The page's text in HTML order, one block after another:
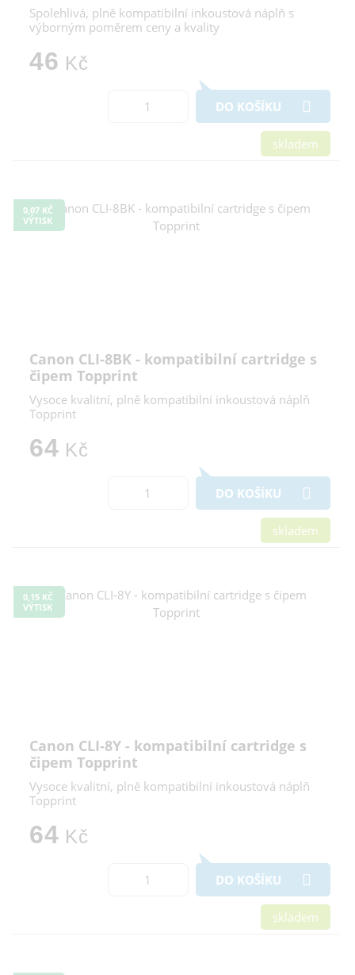
Spolehlivá, plně kompatibilní inkoustová náplň s
výborným poměrem ceny a kvality
46 Kč
DO KOŠÍKU
skladem
0,07 KČ
VÝTISK
Canon CLI-8BK - kompatibilní cartridge s
čipem Topprint
Vysoce kvalitní, plně kompatibilní inkoustová náplň
Topprint
64 Kč
DO KOŠÍKU
skladem
0,15 KČ
VÝTISK
Canon CLI-8Y - kompatibilní cartridge s
čipem Topprint
Vysoce kvalitní, plně kompatibilní inkoustová náplň
Topprint
64 Kč
DO KOŠÍKU
skladem